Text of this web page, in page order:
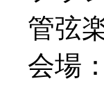
管弦
会場